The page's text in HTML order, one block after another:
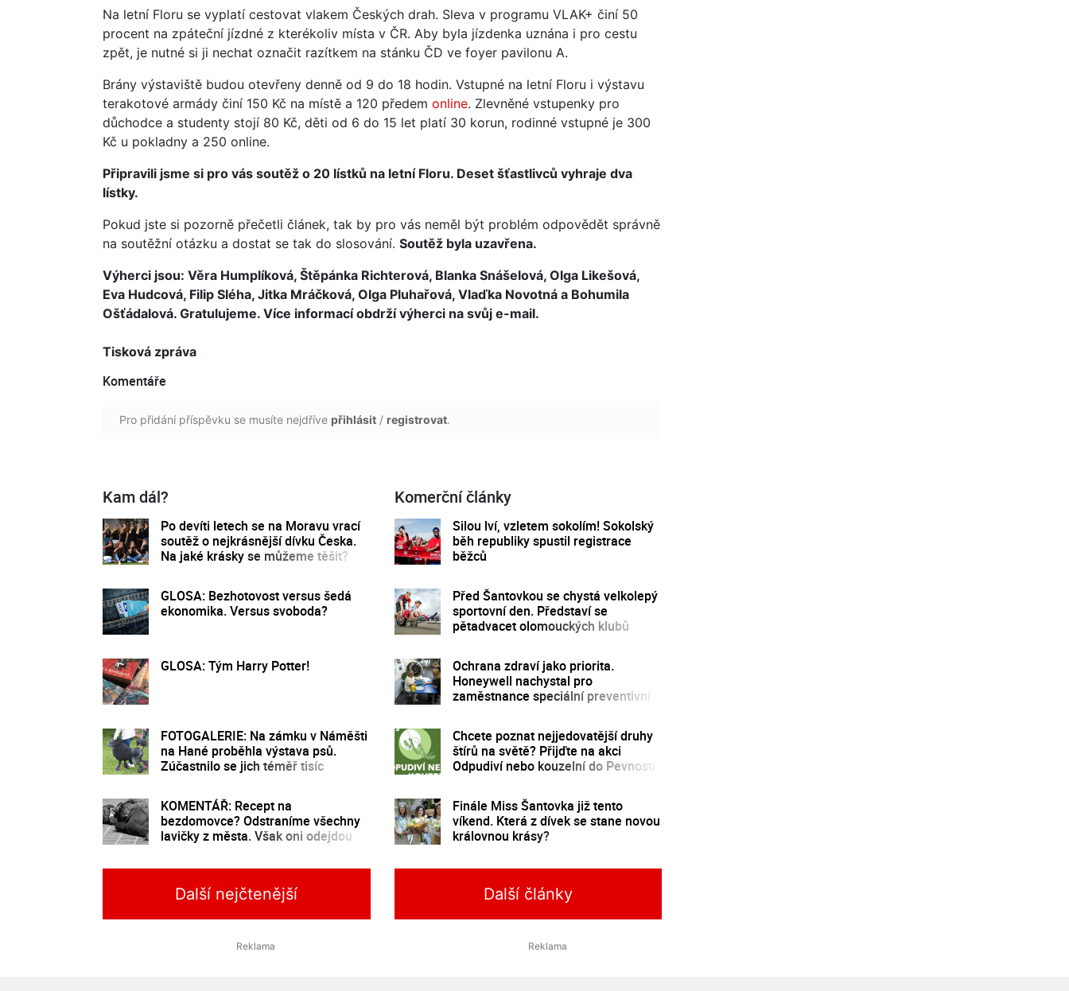
Na letní Floru se vyplatí cestovat vlakem Českých drah. Sleva v programu VLAK+ činí 50
procent na zpáteční jízdné z kterékoliv místa v ČR. Aby byla jízdenka uznána i pro cestu
zpět, je nutné si ji nechat označit razítkem na stánku ČD ve foyer pavilonu A.
Brány výstaviště budou otevřeny denně od 9 do 18 hodin. Vstupné na letní Floru i výstavu
terakotové armády činí 150 Kč na místě a 120 předem online. Zlevněné vstupenky pro
důchodce a studenty stojí 80 Kč, děti od 6 do 15 let platí 30 korun, rodinné vstupné je 300
Kč u pokladny a 250 online.
Připravili jsme si pro vás soutěž o 20 lístků na letní Floru. Deset šťastlivců vyhraje dva
lístky.
Pokud jste si pozorně přečetli článek, tak by pro vás neměl být problém odpovědět správně
na soutěžní otázku a dostat se tak do slosování. Soutěž byla uzavřena.
Výherci jsou: Věra Humplíková, Štěpánka Richterová, Blanka Snášelová, Olga Likešová,
Eva Hudcová, Filip Sléha, Jitka Mráčková, Olga Pluhařová, Vlaďka Novotná a Bohumila
Ošťádalová. Gratulujeme. Více informací obdrží výherci na svůj e-mail.
Tisková zpráva
Komentáře
Pro přidání příspěvku se musíte nejdříve přihlásit / registrovat.
Kam dál?
Po devíti letech se na Moravu vrací
soutěž o nejkrásnější dívku Česka.
Na jaké krásky se můžeme těšit?
GLOSA: Bezhotovost versus šedá
ekonomika. Versus svoboda?
GLOSA: Tým Harry Potter!
FOTOGALERIE: Na zámku v Náměšti
na Hané proběhla výstava psů.
Zúčastnilo se jich téměř tisíc
KOMENTÁŘ: Recept na
bezdomovce? Odstraníme všechny
lavičky z města. Však oni odejdou
Komerční články
Silou lví, vzletem sokolím! Sokolský
běh republiky spustil registrace
běžců
Před Šantovkou se chystá velkolepý
sportovní den. Představí se
pětadvacet olomouckých klubů
Ochrana zdraví jako priorita.
Honeywell nachystal pro
zaměstnance speciální preventivní
Chcete poznat nejjedovatější druhy
štírů na světě? Přijďte na akci
Odpudiví nebo kouzelní do Pevnosti
Finále Miss Šantovka již tento
víkend. Která z dívek se stane novou
královnou krásy?
Další nejčtenější Další články